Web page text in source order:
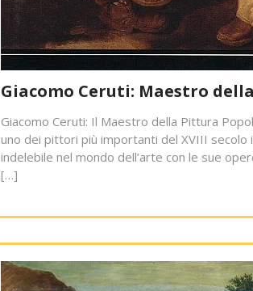
Giacomo Ceruti: Maestro
Giacomo Ceruti: Il Maestro della Pittura
uno dei pittori più importanti del XVIII secolo
indelebile nel mondo dell’arte con le sue
[…]